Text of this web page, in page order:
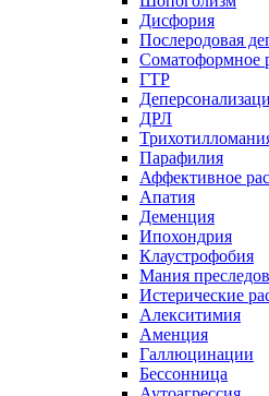
Дисфория
Послеродовая
Соматоформное
ГТР
ДРЛ
Парафилия
Аффективное
Апатия
Деменция
Ипохондрия
Клаустрофобия
Мания
Истерические
Алекситимия
Аменция
Галлюцинации
Бессонница